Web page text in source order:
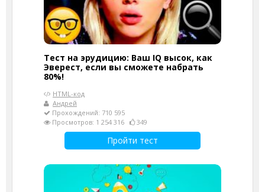
Тест на эрудицию: Ваш IQ высок, как
Эверест, если вы сможете набрать
80%!
HTML-код
Андрей
Прохождений: 710 595
Просмотров: 1 254 316
349
Пройти тест